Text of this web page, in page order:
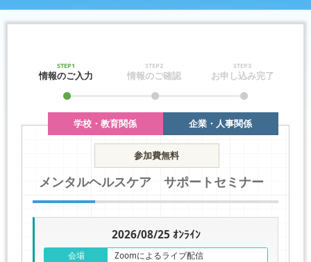
STEP1
情報のご入力
STEP2
情報のご確認
STEP3
お申し込み完了
参加費無料
企業・人事関係
学校・教育関係
メンタルヘルスケア サポートセミナー
2026/08/25 ｵﾝﾗｲﾝ
会場 Zoomによるライブ配信